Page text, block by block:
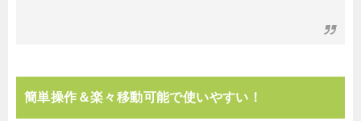
簡単操作＆楽々移動可能で使いやすい！